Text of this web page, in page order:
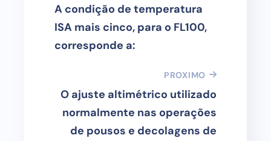
A condição de temperatura
ISA mais cinco, para o FL100,
corresponde a:
PROXIMO
O ajuste altimétrico utilizado
normalmente nas operações
de pousos e decolagens de